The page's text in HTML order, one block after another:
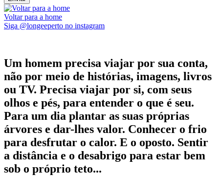
Voltar para a home
Siga @longeeperto no instagram
Um homem precisa viajar por sua conta,
não por meio de histórias, imagens, livros
ou TV. Precisa viajar por si, com seus
olhos e pés, para entender o que é seu.
Para um dia plantar as suas próprias
árvores e dar-lhes valor. Conhecer o frio
para desfrutar o calor. E o oposto. Sentir
a distância e o desabrigo para estar bem
sob o próprio teto...